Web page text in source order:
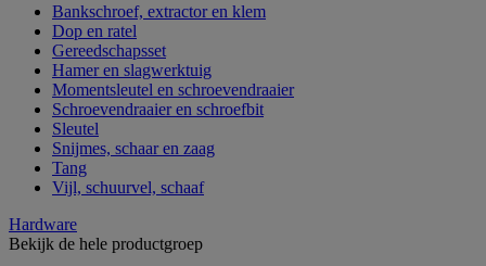
Bankschroef, extractor en klem
Dop en ratel
Gereedschapsset
Hamer en slagwerktuig
Momentsleutel en schroevendraaier
Schroevendraaier en schroefbit
Sleutel
Snijmes, schaar en zaag
Tang
Vijl, schuurvel, schaaf
Hardware
Bekijk de hele productgroep